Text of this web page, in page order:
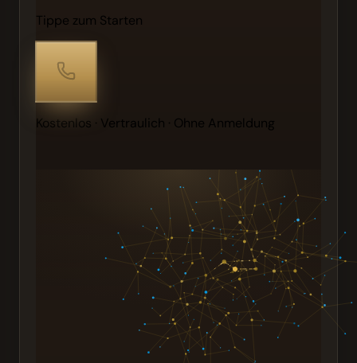
Tippe zum Starten
Kostenlos · Vertraulich · Ohne Anmeldung